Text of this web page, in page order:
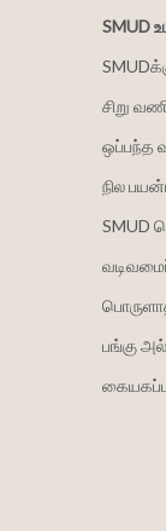
SMUD
சிறு
ஒப்பந்த
நில
SMUD
பங்கு